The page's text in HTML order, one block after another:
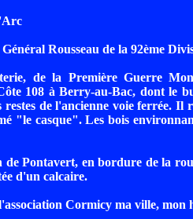
Rousseau de la 92ème
de la Première Guerre
108 à Berry-au-Bac, dont le
de l'ancienne voie ferrée. Il
"le casque". Les bois
de Pontavert, en bordure de la
d'un calcaire.
Cormicy ma ville, mon